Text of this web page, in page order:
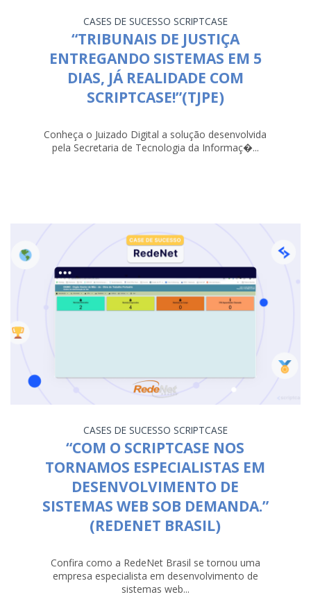
CASES DE SUCESSO SCRIPTCASE
“TRIBUNAIS DE JUSTIÇA
ENTREGANDO SISTEMAS EM 5
DIAS, JÁ REALIDADE COM
SCRIPTCASE!”(TJPE)
Conheça o Juizado Digital a solução desenvolvida
pela Secretaria de Tecnologia da Informaç�...
CASES DE SUCESSO SCRIPTCASE
“COM O SCRIPTCASE NOS
TORNAMOS ESPECIALISTAS EM
DESENVOLVIMENTO DE
SISTEMAS WEB SOB DEMANDA.”
(REDENET BRASIL)
Confira como a RedeNet Brasil se tornou uma
empresa especialista em desenvolvimento de
sistemas web...